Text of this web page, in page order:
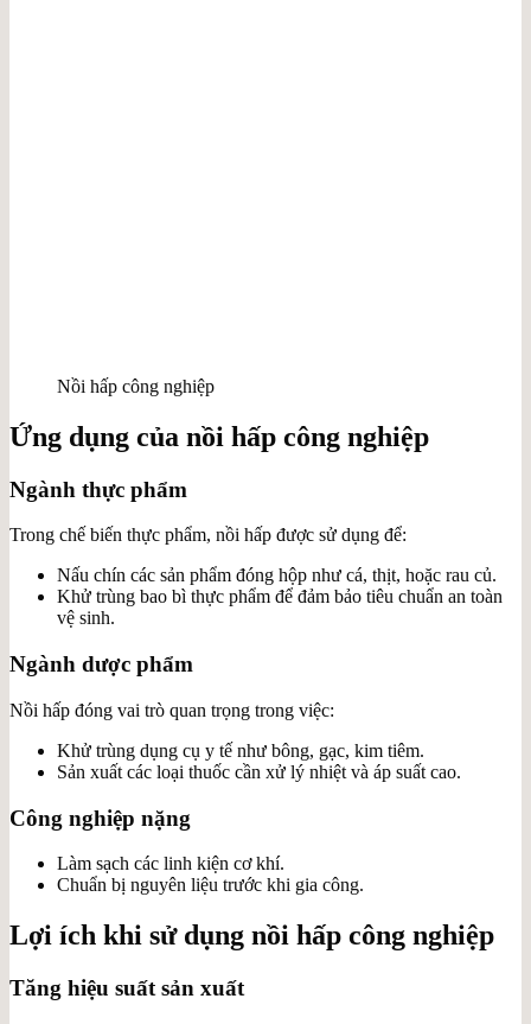
Nồi hấp công nghiệp
Ứng dụng của nồi hấp công nghiệp
Ngành thực phẩm
Trong chế biến thực phẩm, nồi hấp được sử dụng để:
Nấu chín các sản phẩm đóng hộp như cá, thịt, hoặc rau củ.
Khử trùng bao bì thực phẩm để đảm bảo tiêu chuẩn an toàn
vệ sinh.
Ngành dược phẩm
Nồi hấp đóng vai trò quan trọng trong việc:
Khử trùng dụng cụ y tế như bông, gạc, kim tiêm.
Sản xuất các loại thuốc cần xử lý nhiệt và áp suất cao.
Công nghiệp nặng
Làm sạch các linh kiện cơ khí.
Chuẩn bị nguyên liệu trước khi gia công.
Lợi ích khi sử dụng nồi hấp công nghiệp
Tăng hiệu suất sản xuất